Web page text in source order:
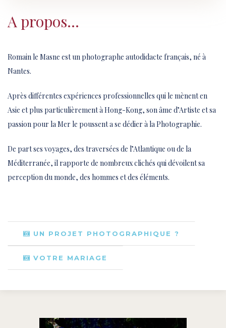
A propos...
Romain le Masne est un photographe autodidacte français, né à
Nantes.
Après différentes expériences professionnelles qui le mènent en
Asie et plus particulièrement à Hong-Kong, son âme d’Artiste et sa
passion pour la Mer le poussent a se dédier à la Photographie.
De part ses voyages, des traversées de l’Atlantique ou de la
Méditerranée, il rapporte de nombreux clichés qui dévoilent sa
perception du monde, des hommes et des éléments.
UN PROJET PHOTOGRAPHIQUE ?
VOTRE MARIAGE